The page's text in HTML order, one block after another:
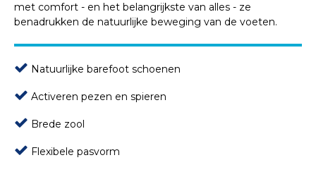
met comfort - en het belangrijkste van alles - ze
benadrukken de natuurlijke beweging van de voeten.
Natuurlijke barefoot schoenen
Activeren pezen en spieren
Brede zool
Flexibele pasvorm